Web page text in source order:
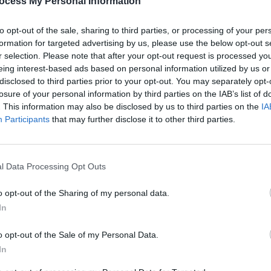
opt-out of the sale, sharing to third parties, or processing of your
for targeted advertising by us, please use the below opt-out
selection. Please note that after your opt-out request is processed
interest-based ads based on personal information utilized by us
to third parties prior to your opt-out. You may separately
of your personal information by third parties on the IAB’s list of
This information may also be disclosed by us to third parties on the
Participants that may further disclose it to other third parties.
Data Processing Opt Outs
opt-out of the Sharing of my personal data.
opt-out of the Sale of my Personal Data.
pour lutter contre la
Garattini précise que « toutes les activités sont
La marche à un bon rythme, qui fait monter légèrement
Il pratique lui-même 5 km par jour et confie qu’après sa
d’activité modérée par semaine ou 75 minutes
30 minutes de marche rapide par jour, cinq
50 et 130 minutes de marche par semaine peuvent
qu’il n’est jamais trop tard pour commencer, même à
le risque de maladies cardiovasculaires et
demeure un ennemi silencieux qu’il faut combattre
en dehors des séances de sport.